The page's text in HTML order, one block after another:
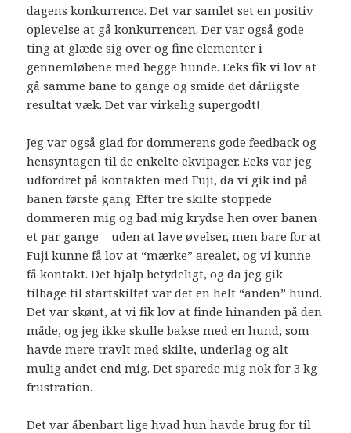
dagens konkurrence. Det var samlet set en positiv
oplevelse at gå konkurrencen. Der var også gode
ting at glæde sig over og fine elementer i
gennemløbene med begge hunde. F.eks fik vi lov at
gå samme bane to gange og smide det dårligste
resultat væk. Det var virkelig supergodt!
Jeg var også glad for dommerens gode feedback og
hensyntagen til de enkelte ekvipager. F.eks var jeg
udfordret på kontakten med Fuji, da vi gik ind på
banen første gang. Efter tre skilte stoppede
dommeren mig og bad mig krydse hen over banen
et par gange – uden at lave øvelser, men bare for at
Fuji kunne få lov at “mærke” arealet, og vi kunne
få kontakt. Det hjalp betydeligt, og da jeg gik
tilbage til startskiltet var det en helt “anden” hund.
Det var skønt, at vi fik lov at finde hinanden på den
måde, og jeg ikke skulle bakse med en hund, som
havde mere travlt med skilte, underlag og alt
mulig andet end mig. Det sparede mig nok for 3 kg
frustration.
Det var åbenbart lige hvad hun havde brug for til